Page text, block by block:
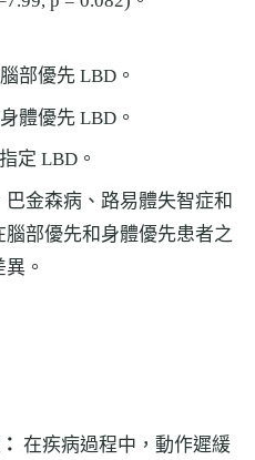
部優先 LBD。
體優先 LBD。
定 LBD。
金森病、路易體失智症和
腦部優先和身體優先患者之
。
在疾病過程中，動作遲緩